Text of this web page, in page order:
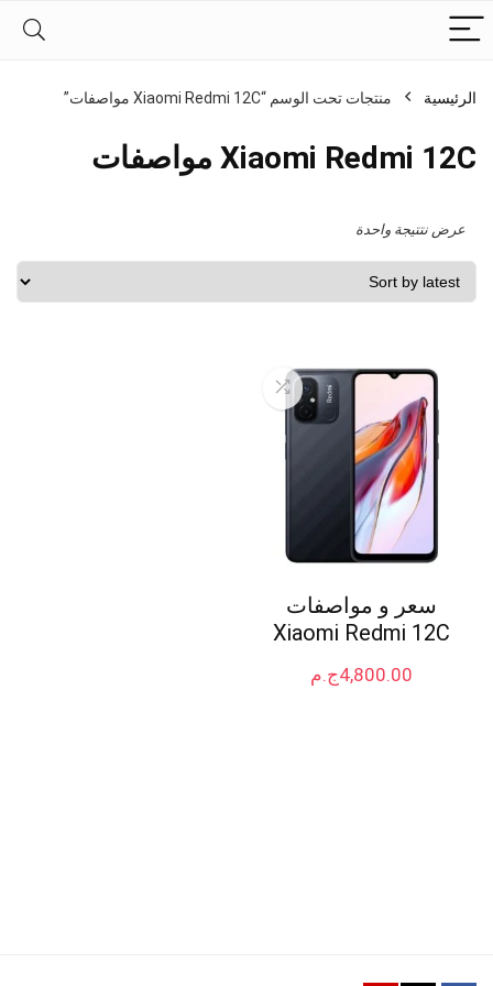
الرئيسية منتجات تحت الوسم “Xiaomi Redmi 12C مواصفات”
Xiaomi Redmi 12C مواصفات
عرض نتتيجة واحدة
سعر و مواصفات
Xiaomi Redmi 12C
ج.م4,800.00